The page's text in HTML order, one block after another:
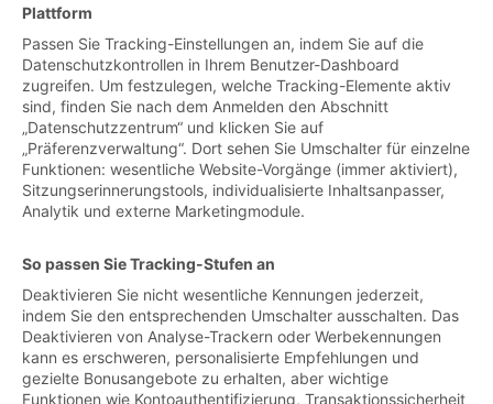
Plattform
Passen Sie Tracking-Einstellungen an, indem Sie auf die
Datenschutzkontrollen in Ihrem Benutzer-Dashboard
zugreifen. Um festzulegen, welche Tracking-Elemente aktiv
sind, finden Sie nach dem Anmelden den Abschnitt
„Datenschutzzentrum“ und klicken Sie auf
„Präferenzverwaltung“. Dort sehen Sie Umschalter für einzelne
Funktionen: wesentliche Website-Vorgänge (immer aktiviert),
Sitzungserinnerungstools, individualisierte Inhaltsanpasser,
Analytik und externe Marketingmodule.
So passen Sie Tracking-Stufen an
Deaktivieren Sie nicht wesentliche Kennungen jederzeit,
indem Sie den entsprechenden Umschalter ausschalten. Das
Deaktivieren von Analyse-Trackern oder Werbekennungen
kann es erschweren, personalisierte Empfehlungen und
gezielte Bonusangebote zu erhalten, aber wichtige
Funktionen wie Kontoauthentifizierung, Transaktionssicherheit